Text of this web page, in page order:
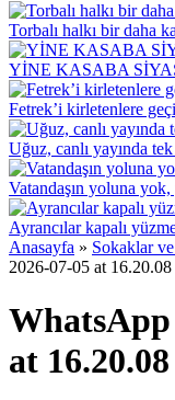
Torbalı halkı bir daha
YİNE KASABA
Fetrek’i kirletenlere
Uğuz, canlı yayında tek
Vatandaşın yoluna yok,
Ayrancılar kapalı
Anasayfa » Sokaklar
2026-07-05 at 16.20.08
WhatsApp
at 16.20.08